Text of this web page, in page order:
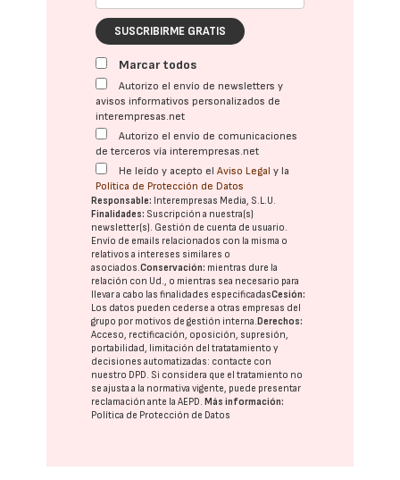
SUSCRIBIRME GRATIS
Marcar todos
Autorizo el envío de newsletters y
avisos informativos personalizados de
interempresas.net
Autorizo el envío de comunicaciones
de terceros vía interempresas.net
He leído y acepto elAviso Legal y la
Política de Protección de Datos
Responsable: Interempresas Media, S.L.U.
Finalidades: Suscripción a nuestra(s)
newsletter(s). Gestión de cuenta de usuario.
Envío de emails relacionados con la misma o
relativos a intereses similares o
asociados.Conservación: mientras dure la
relación con Ud., o mientras sea necesario para
llevar a cabo las finalidades especificadasCesión:
Los datos pueden cederse a otras empresas del
grupo por motivos de gestión interna. Derechos:
Acceso, rectificación, oposición, supresión,
portabilidad, limitación del tratatamiento y
decisiones automatizadas: contacte con
nuestro DPD. Si considera que el tratamiento no
se ajusta a la normativa vigente, puede presentar
reclamación ante laAEPD. Más información:
Política de Protección de Datos